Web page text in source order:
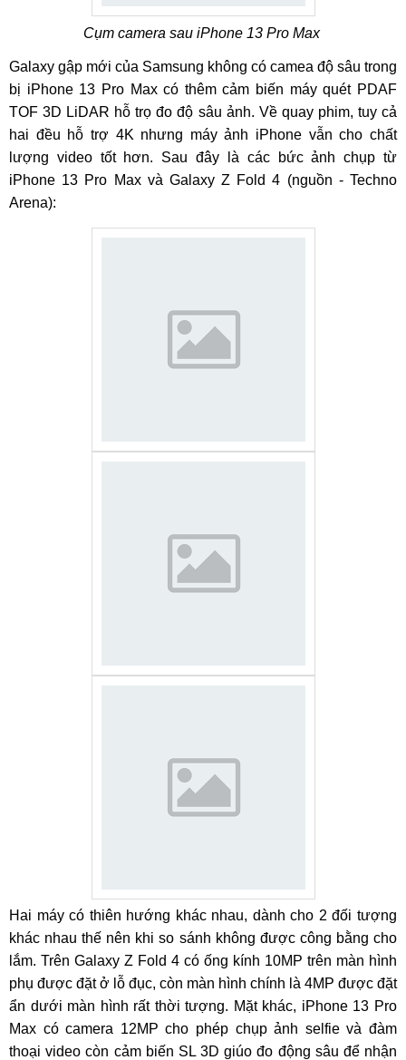
Cụm camera sau iPhone 13 Pro Max
Galaxy gập mới của Samsung không có camea độ sâu trong
bị iPhone 13 Pro Max có thêm cảm biến máy quét PDAF
TOF 3D LiDAR hỗ trọ đo độ sâu ảnh. Về quay phim, tuy cả
hai đều hỗ trợ 4K nhưng máy ảnh iPhone vẫn cho chất
lượng video tốt hơn. Sau đây là các bức ảnh chụp từ
iPhone 13 Pro Max và Galaxy Z Fold 4 (nguồn - Techno
Arena):
Hai máy có thiên hướng khác nhau, dành cho 2 đối tượng
khác nhau thế nên khi so sánh không được công bằng cho
lắm. Trên Galaxy Z Fold 4 có ống kính 10MP trên màn hình
phụ được đặt ở lỗ đục, còn màn hình chính là 4MP được đặt
ẩn dưới màn hình rất thời tượng. Mặt khác, iPhone 13 Pro
Max có camera 12MP cho phép chụp ảnh selfie và đàm
thoại video còn cảm biến SL 3D giúo đo động sâu để nhận